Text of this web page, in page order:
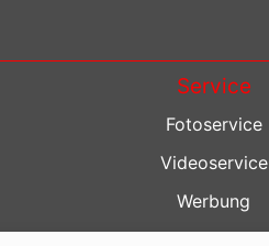
Service
Fotoservice
Videoservice
Werbung